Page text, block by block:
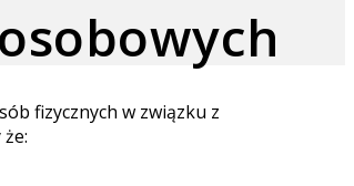
fizycznych w związku z